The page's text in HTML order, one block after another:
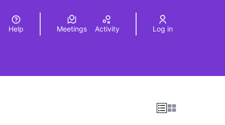
Elegir el idiomaChoose language
Help Meetings Activity Log in